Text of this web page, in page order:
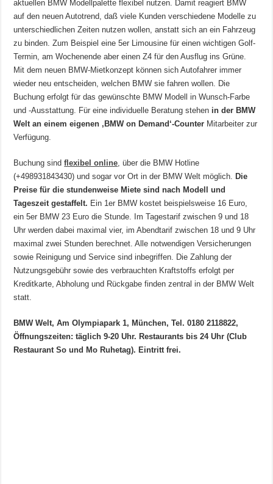
aktuellen BMW Modellpalette flexibel nutzen. Damit reagiert BMW
auf den neuen Autotrend, daß viele Kunden verschiedene Modelle zu
unterschiedlichen Zeiten nutzen wollen, anstatt sich an ein Fahrzeug
zu binden. Zum Beispiel eine 5er Limousine für einen wichtigen Golf-
Termin, am Wochenende aber einen Z4 für den Ausflug ins Grüne.
Mit dem neuen BMW-Mietkonzept können sich Autofahrer immer
wieder neu entscheiden, welchen BMW sie fahren wollen. Die
Buchung erfolgt für das gewünschte BMW Modell in Wunsch-Farbe
und -Ausstattung. Für eine individuelle Beratung stehen in der BMW
Welt an einem eigenen ‚BMW on Demand‘-Counter Mitarbeiter zur
Verfügung.
Buchung sindflexibel online , über die BMW Hotline
(+498931843430) und sogar vor Ort in der BMW Welt möglich.
Die
Preise für die stundenweise Miete sind nach Modell und
Tageszeit gestaffelt. Ein 1er BMW kostet beispielsweise 16 Euro,
ein 5er BMW 23 Euro die Stunde. Im Tagestarif zwischen 9 und 18
Uhr werden dabei maximal vier, im Abendtarif zwischen 18 und 9 Uhr
maximal zwei Stunden berechnet. Alle notwendigen Versicherungen
sowie Reinigung und Service sind inbegriffen. Die Zahlung der
Nutzungsgebühr sowie des verbrauchten Kraftstoffs erfolgt per
Kreditkarte, Abholung und Rückgabe finden zentral in der BMW Welt
statt.
BMW Welt, Am Olympiapark 1, München, Tel. 0180 2118822,
Öffnungszeiten: täglich 9-20 Uhr. Restaurants bis 24 Uhr (Club
Restaurant So und Mo Ruhetag). Eintritt frei.